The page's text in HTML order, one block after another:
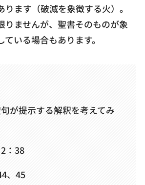
ます（破滅を象徴する火）。
りませんが、聖書そのものが象
いる場合もあります。
が提示する解釈を考えてみ
：38
、45